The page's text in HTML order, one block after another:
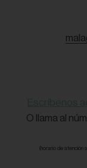
Escríbenos
O llama al
(horario de atención